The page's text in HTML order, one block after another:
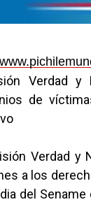
Verdad y
de
Verdad y
a los
del